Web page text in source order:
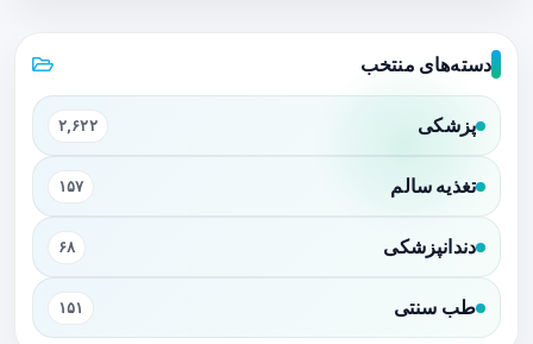
دسته‌های منتخب
پزشکی ۲,۶۲۲
تغذیه سالم ۱۵۷
دندانپزشکی ۶۸
طب سنتی ۱۵۱